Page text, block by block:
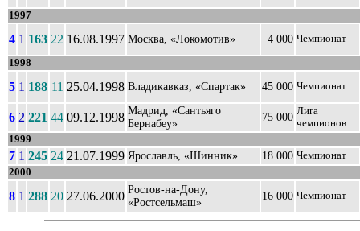
1997
4 1 163 22 16.08.1997 Москва, «Локомотив» 4 000 Чемпионат
1998
5 1 188 11 25.04.1998 Владикавказ, «Спартак» 45 000 Чемпионат
6 2 221 44 09.12.1998 Мадрид, «Сантьяго
Бернабеу»
75 000 Лига
чемпионов
1999
7 1 245 24 21.07.1999 Ярославль, «Шинник» 18 000 Чемпионат
2000
8 1 288 20 27.06.2000 Ростов-на-Дону,
«Ростсельмаш»
16 000 Чемпионат